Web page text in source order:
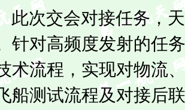
交会对接任务，天
针对高频度发射的任
术流程，实现对物流
船测试流程及对接后